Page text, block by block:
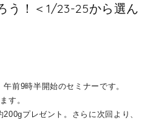
う！＜1/23-25から選ん
前9時半開始のセミナーです。
す。
プレゼント。さらに次回より、